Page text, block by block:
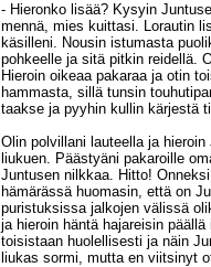
- Hieronko lisää? Kysyin
mennä, mies kuittasi. Lorautin
käsilleni. Nousin istumasta
pohkeelle ja sitä pitkin reidellä.
Hieroin oikeaa pakaraa ja otin
hammasta, sillä tunsin
taakse ja pyyhin kullin kärjestä
Olin polvillani lauteella ja
liukuen. Päästyäni pakaroille
Juntusen nilkkaa. Hitto!
hämärässä huomasin, että on
puristuksissa jalkojen välissä
ja hieroin häntä hajareisin
toisistaan huolellisesti ja näin
liukas sormi, mutta en viitsinyt